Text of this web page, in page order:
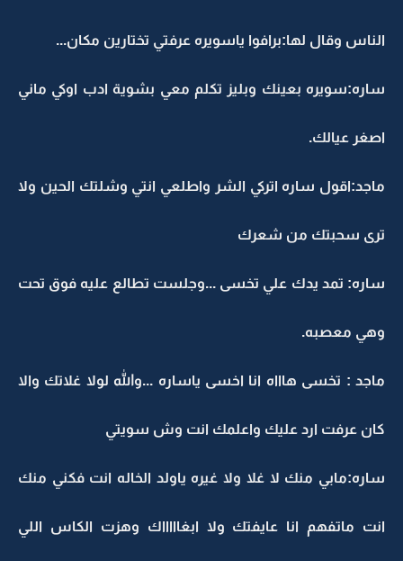
الناس وقال لها:برافوا ياسويره عرفتي تختارين مكان...
ساره:سويره بعينك وبليز تكلم معي بشوية ادب اوكي ماني
اصغر عيالك.
ماجد:اقول ساره اتركي الشر واطلعي انتي وشلتك الحين ولا
ترى سحبتك من شعرك
ساره: تمد يدك علي تخسى ...وجلست تطالع عليه فوق تحت
وهي معصبه.
ماجد : تخسى هاااه انا اخسى ياساره ...والله لولا غلاتك والا
كان عرفت ارد عليك واعلمك انت وش سويتي
ساره:مابي منك لا غلا ولا غيره ياولد الخاله انت فكني منك
انت ماتفهم انا عايفتك ولا ابغاااااك وهزت الكاس اللي